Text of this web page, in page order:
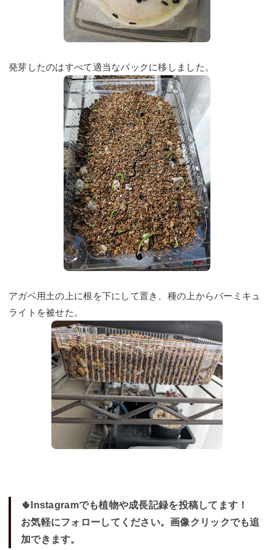
発芽したのはすべて適当なパックに移しました。
アガベ用土の上に根を下にして置き、種の上からバーミキュ
ライトを被せた。
🌵Instagramでも植物や成長記録を投稿してます！
お気軽にフォローしてください。画像クリックでも追
加できます。